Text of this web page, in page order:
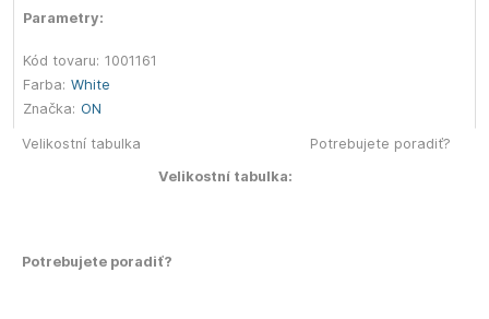
Parametry:
Kód tovaru: 1001161
Farba: White
Značka: ON
Velikostní tabulka
Velikostní tabulka:
Potrebujete poradiť?
Potrebujete poradiť?